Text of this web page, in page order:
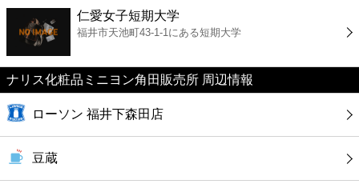
コンビニ
薬局
スーパー
エンタメ
仁愛女子短期大学
福井市天池町43-1-1にある短期大学
ナリス化粧品ミニヨン角田販売所 周辺情報
ローソン 福井下森田店
豆蔵